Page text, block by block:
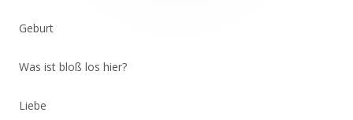
Geburt
Was ist bloß los hier?
Liebe